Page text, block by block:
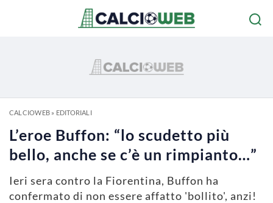
CALCIOWEB» EDITORIALI
L’eroe Buffon: “lo scudetto più
bello, anche se c’è un rimpianto…”
Ieri sera contro la Fiorentina, Buffon ha
confermato di non essere affatto 'bollito', anzi!